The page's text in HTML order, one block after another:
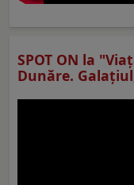
SPOT ON la
Dunăre.